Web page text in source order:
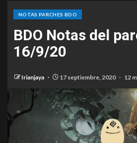
NOTAS PARCHES BDO
BDO Notas del
16/9/20
Irianjaya 17 septiembre, 2020 12